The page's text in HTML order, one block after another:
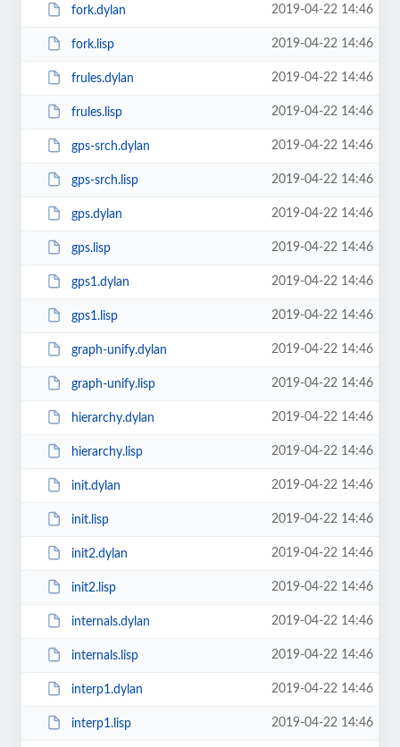
fork.dylan 2019-04-22 14:46
fork.lisp 2019-04-22 14:46
frules.dylan 2019-04-22 14:46
frules.lisp 2019-04-22 14:46
gps-srch.dylan 2019-04-22 14:46
gps-srch.lisp 2019-04-22 14:46
gps.dylan 2019-04-22 14:46
gps.lisp 2019-04-22 14:46
gps1.dylan 2019-04-22 14:46
gps1.lisp 2019-04-22 14:46
graph-unify.dylan 2019-04-22 14:46
graph-unify.lisp 2019-04-22 14:46
hierarchy.dylan 2019-04-22 14:46
hierarchy.lisp 2019-04-22 14:46
init.dylan 2019-04-22 14:46
init.lisp 2019-04-22 14:46
init2.dylan 2019-04-22 14:46
init2.lisp 2019-04-22 14:46
internals.dylan 2019-04-22 14:46
internals.lisp 2019-04-22 14:46
interp1.dylan 2019-04-22 14:46
interp1.lisp 2019-04-22 14:46